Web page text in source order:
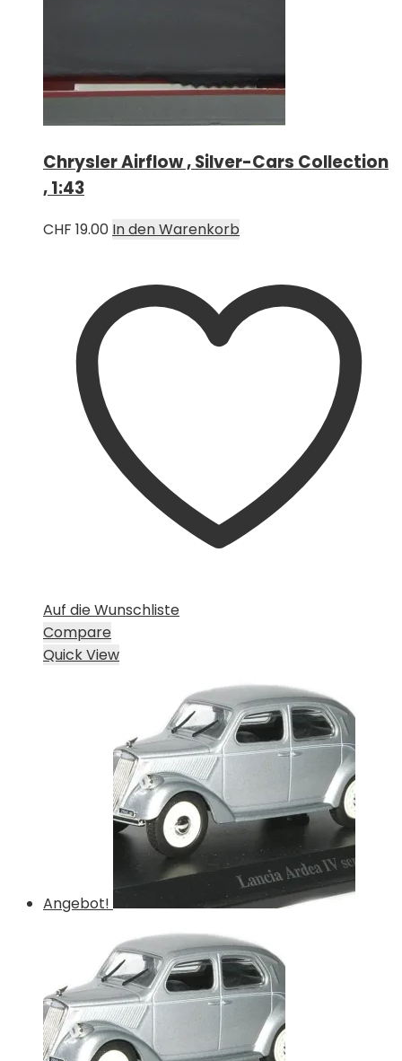
Chrysler Airflow , Silver-Cars Collection
, 1:43
CHF 19.00 In den Warenkorb
Auf die Wunschliste
Compare
Quick View
Angebot!